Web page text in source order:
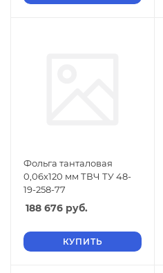
Фольга танталовая
0,06х120 мм ТВЧ ТУ 48-
19-258-77
188 676 руб.
КУПИТЬ